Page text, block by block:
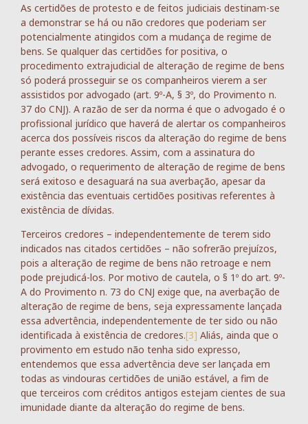
As certidões de protesto e de feitos judiciais destinam-se
a demonstrar se há ou não credores que poderiam ser
potencialmente atingidos com a mudança de regime de
bens. Se qualquer das certidões for positiva, o
procedimento extrajudicial de alteração de regime de bens
só poderá prosseguir se os companheiros vierem a ser
assistidos por advogado (art. 9º-A, § 3º, do Provimento n.
37 do CNJ). A razão de ser da norma é que o advogado é o
profissional jurídico que haverá de alertar os companheiros
acerca dos possíveis riscos da alteração do regime de bens
perante esses credores. Assim, com a assinatura do
advogado, o requerimento de alteração de regime de bens
será exitoso e desaguará na sua averbação, apesar da
existência das eventuais certidões positivas referentes à
existência de dívidas.
Terceiros credores – independentemente de terem sido
indicados nas citados certidões – não sofrerão prejuízos,
pois a alteração de regime de bens não retroage e nem
pode prejudicá-los. Por motivo de cautela, o § 1º do art. 9º-
A do Provimento n. 73 do CNJ exige que, na averbação de
alteração de regime de bens, seja expressamente lançada
essa advertência, independentemente de ter sido ou não
identificada à existência de credores.[3] Aliás, ainda que o
provimento em estudo não tenha sido expresso,
entendemos que essa advertência deve ser lançada em
todas as vindouras certidões de união estável, a fim de
que terceiros com créditos antigos estejam cientes de sua
imunidade diante da alteração do regime de bens.